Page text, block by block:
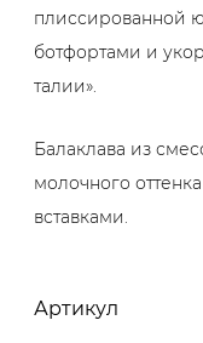
плиссированной
ботфортами и
талии».
Балаклава из
молочного
вставками.
Артикул